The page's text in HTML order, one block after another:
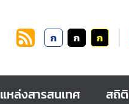
ก ก ก
แหล่งสารสนเทศ สถิติ